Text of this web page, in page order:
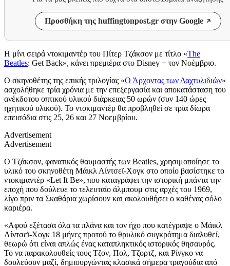
Προσθήκη της huffingtonpost.gr στην Google
Η μίνι σειρά ντοκιμαντέρ του Πίτερ Τζάκσον με τίτλο «The
Beatles: Get Back», κάνει πρεμιέρα στο Disney + τον Νοέμβριο.
Ο σκηνοθέτης της επικής τριλογίας «Ο Άρχοντας των Δαχτυλιδιών»
ασχολήθηκε τρία χρόνια με την επεξεργασία και αποκατάσταση του
ανέκδοτου οπτικού υλικού διάρκειας 50 ωρών (συν 140 ώρες
ηχητικού υλικού). Το ντοκιμαντέρ θα προβληθεί σε τρία δίωρα
επεισόδια στις 25, 26 και 27 Νοεμβρίου.
Advertisement
Advertisement
Ο Τζάκσον, φανατικός θαυμαστής των Beatles, χρησιμοποίησε το
υλικό του σκηνοθέτη Μάικλ Λίντσεϊ-Χογκ στο οποίο βασίστηκε το
ντοκιμαντέρ «Let It Be», που καταγράφει την ιστορική μπάντα την
εποχή που δούλευε το τελευταίο άλμπουμ στις αρχές του 1969,
λίγο πριν τα Σκαθάρια χωρίσουν και ακολουθήσει ο καθένας σόλο
καριέρα.
«Αφού εξέτασα όλα τα πλάνα και τον ήχο που κατέγραψε ο Μάικλ
Λίντσεϊ-Χογκ 18 μήνες προτού το θρυλικό συγκρότημα διαλυθεί,
θεωρώ ότι είναι απλώς ένας καταπληκτικός ιστορικός θησαυρός.
Το να παρακολουθείς τους Τζον, Πολ, Τζορτζ, και Ρίνγκο να
δουλεύουν μαζί, δημιουργώντας κλασικά σήμερα τραγούδια από